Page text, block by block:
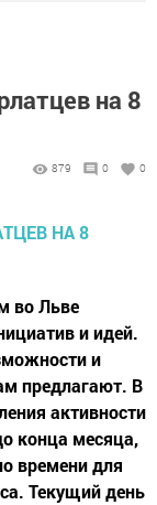
на 8
879 0 0
во Льве
и идей.
и
предлагают. В
активности
конца месяца,
времени для
Текущий день